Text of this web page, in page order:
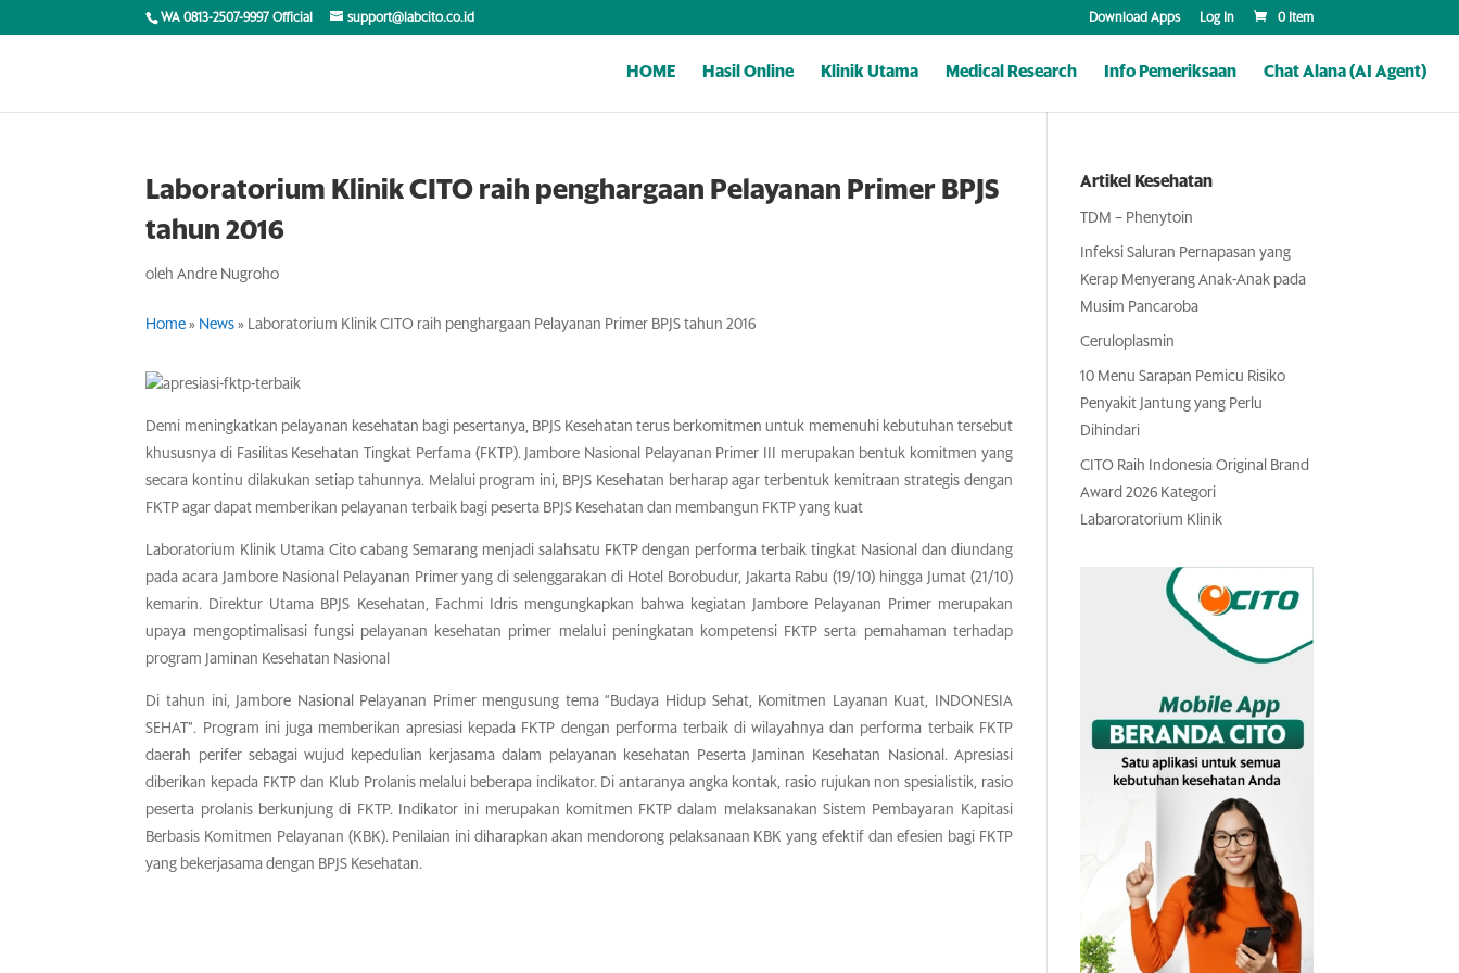
WA 0813-2507-9997 Official support@labcito.co.id Download Apps Log In 0 Item
HOME Hasil Online Klinik Utama Medical Research Info Pemeriksaan Chat Alana (AI Agent)
Laboratorium Klinik CITO raih penghargaan Pelayanan Primer BPJS
tahun 2016
olehAndre Nugroho
Home » News » Laboratorium Klinik CITO raih penghargaan Pelayanan Primer BPJS tahun 2016
Demi meningkatkan pelayanan kesehatan bagi pesertanya, BPJS Kesehatan terus berkomitmen untuk memenuhi kebutuhan tersebut
khususnya di Fasilitas Kesehatan Tingkat Perfama (FKTP). Jambore Nasional Pelayanan Primer III merupakan bentuk komitmen yang
secara kontinu dilakukan setiap tahunnya. Melalui program ini, BPJS Kesehatan berharap agar terbentuk kemitraan strategis dengan
FKTP agar dapat memberikan pelayanan terbaik bagi peserta BPJS Kesehatan dan membangun FKTP yang kuat
Laboratorium Klinik Utama Cito cabang Semarang menjadi salahsatu FKTP dengan performa terbaik tingkat Nasional dan diundang
pada acara Jambore Nasional Pelayanan Primer yang di selenggarakan di Hotel Borobudur, Jakarta Rabu (19/10) hingga Jumat (21/10)
kemarin. Direktur Utama BPJS Kesehatan, Fachmi Idris mengungkapkan bahwa kegiatan Jambore Pelayanan Primer merupakan
upaya mengoptimalisasi fungsi pelayanan kesehatan primer melalui peningkatan kompetensi FKTP serta pemahaman terhadap
program Jaminan Kesehatan Nasional
Di tahun ini, Jambore Nasional Pelayanan Primer mengusung tema “Budaya Hidup Sehat, Komitmen Layanan Kuat, INDONESIA
SEHAT”. Program ini juga memberikan apresiasi kepada FKTP dengan performa terbaik di wilayahnya dan performa terbaik FKTP
daerah perifer sebagai wujud kepedulian kerjasama dalam pelayanan kesehatan Peserta Jaminan Kesehatan Nasional. Apresiasi
diberikan kepada FKTP dan Klub Prolanis melalui beberapa indikator. Di antaranya angka kontak, rasio rujukan non spesialistik, rasio
peserta prolanis berkunjung di FKTP. Indikator ini merupakan komitmen FKTP dalam melaksanakan Sistem Pembayaran Kapitasi
Berbasis Komitmen Pelayanan (KBK). Penilaian ini diharapkan akan mendorong pelaksanaan KBK yang efektif dan efesien bagi FKTP
yang bekerjasama dengan BPJS Kesehatan.
Artikel Kesehatan
TDM – Phenytoin
Infeksi Saluran Pernapasan yang
Kerap Menyerang Anak-Anak pada
Musim Pancaroba
Ceruloplasmin
10 Menu Sarapan Pemicu Risiko
Penyakit Jantung yang Perlu
Dihindari
CITO Raih Indonesia Original Brand
Award 2026 Kategori
Labaroratorium Klinik